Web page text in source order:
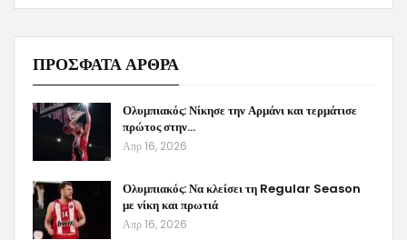
ΠΡΟΣΦΑΤΑ ΑΡΘΡΑ
Ολυμπιακός: Νίκησε την Αρμάνι και τερμάτισε
πρώτος στην…
Απρ 16, 2026
Ολυμπιακός: Να κλείσει τη Regular Season
με νίκη και πρωτιά
Απρ 16, 2026